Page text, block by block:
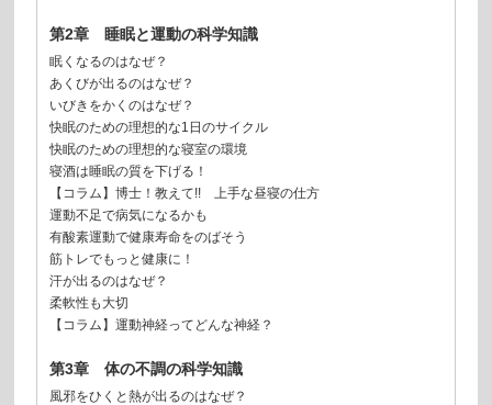
第2章 睡眠と運動の科学知識
眠くなるのはなぜ？
あくびが出るのはなぜ？
いびきをかくのはなぜ？
快眠のための理想的な1日のサイクル
快眠のための理想的な寝室の環境
寝酒は睡眠の質を下げる！
【コラム】博士！教えて!! 上手な昼寝の仕方
運動不足で病気になるかも
有酸素運動で健康寿命をのばそう
筋トレでもっと健康に！
汗が出るのはなぜ？
柔軟性も大切
【コラム】運動神経ってどんな神経？
第3章 体の不調の科学知識
風邪をひくと熱が出るのはなぜ？